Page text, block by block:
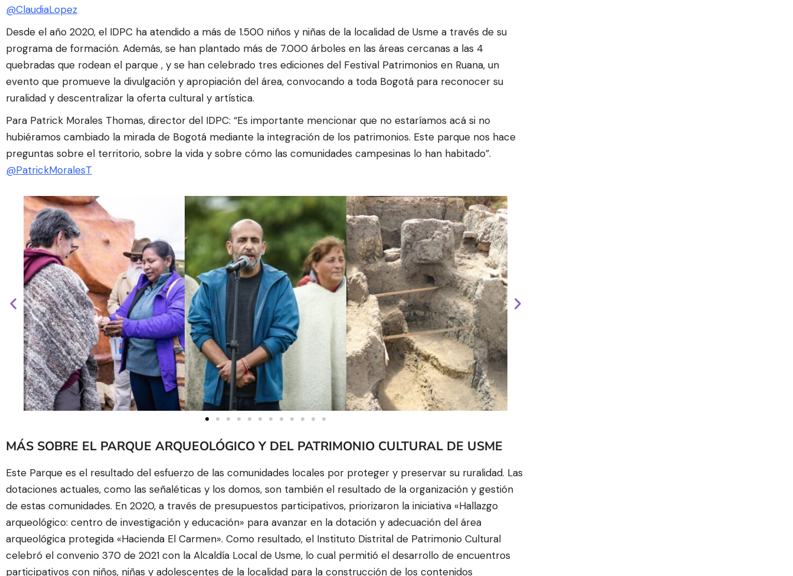
@ClaudiaLopez
Desde el año 2020, el IDPC ha atendido a más de 1.500 niños y niñas de la localidad de Usme a través de su
programa de formación. Además, se han plantado más de 7.000 árboles en las áreas cercanas a las 4
quebradas que rodean el parque , y se han celebrado tres ediciones del Festival Patrimonios en Ruana, un
evento que promueve la divulgación y apropiación del área, convocando a toda Bogotá para reconocer su
ruralidad y descentralizar la oferta cultural y artística.
Para Patrick Morales Thomas, director del IDPC: “Es importante mencionar que no estaríamos acá si no
hubiéramos cambiado la mirada de Bogotá mediante la integración de los patrimonios. Este parque nos hace
preguntas sobre el territorio, sobre la vida y sobre cómo las comunidades campesinas lo han habitado”.
@PatrickMoralesT
MÁS SOBRE EL PARQUE ARQUEOLÓGICO Y DEL PATRIMONIO CULTURAL DE USME
Este Parque es el resultado del esfuerzo de las comunidades locales por proteger y preservar su ruralidad. Las
dotaciones actuales, como las señaléticas y los domos, son también el resultado de la organización y gestión
de estas comunidades. En 2020, a través de presupuestos participativos, priorizaron la iniciativa «Hallazgo
arqueológico: centro de investigación y educación» para avanzar en la dotación y adecuación del área
arqueológica protegida «Hacienda El Carmen». Como resultado, el Instituto Distrital de Patrimonio Cultural
celebró el convenio 370 de 2021 con la Alcaldía Local de Usme, lo cual permitió el desarrollo de encuentros
participativos con niños, niñas y adolescentes de la localidad para la construcción de los contenidos